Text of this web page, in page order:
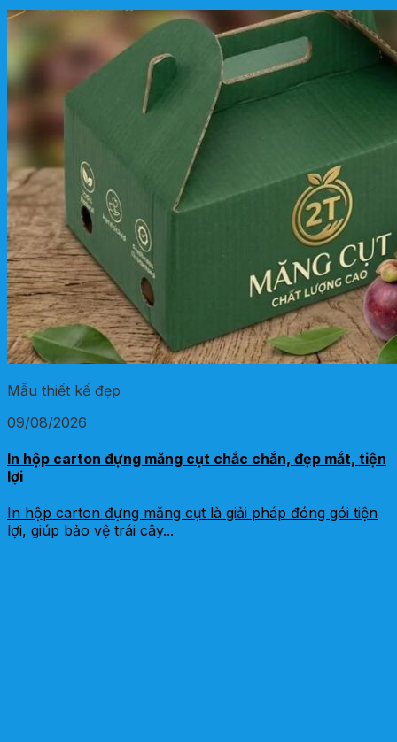
Mẫu thiết kế đẹp
09/08/2026
In hộp carton đựng măng cụt chắc chắn, đẹp mắt, tiện
lợi
In hộp carton đựng măng cụt là giải pháp đóng gói tiện
lợi, giúp bảo vệ trái cây...